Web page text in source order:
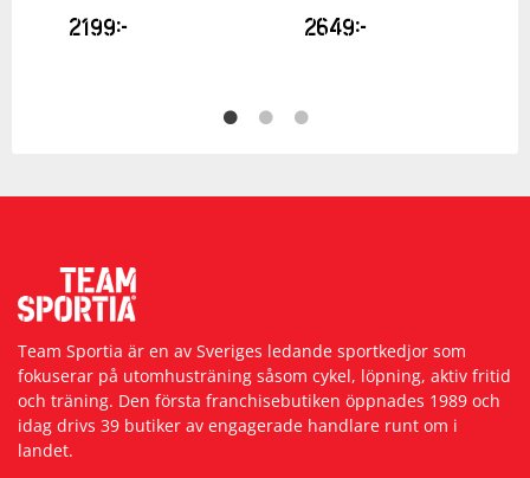
2199kr 2649kr
Team Sportia är en av Sveriges ledande sportkedjor som
fokuserar på utomhusträning såsom cykel, löpning, aktiv fritid
och träning. Den första franchisebutiken öppnades 1989 och
idag drivs 39 butiker av engagerade handlare runt om i
landet.